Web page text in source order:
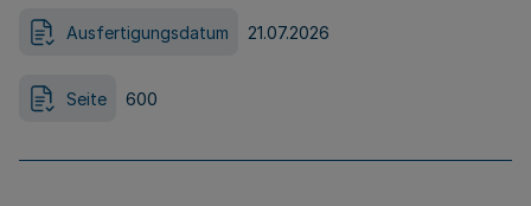
Ausfertigungsdatum 21.07.2026
Seite 600